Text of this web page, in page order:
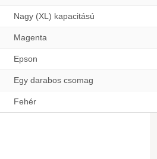
Nagy (XL) kapacitású
Magenta
Epson
Egy darabos csomag
Fehér